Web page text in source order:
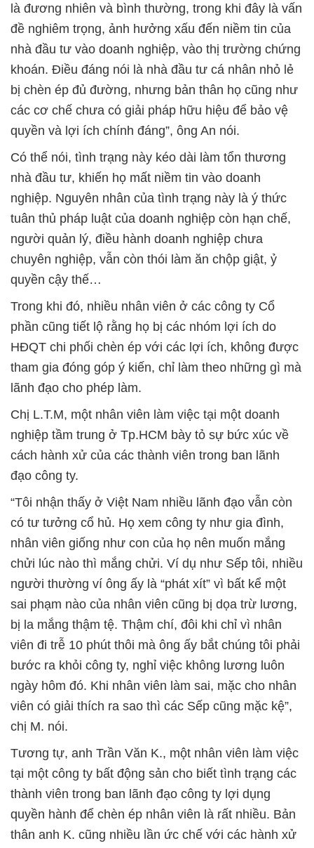
là đương nhiên và bình thường, trong khi đây là vấn
đề nghiêm trọng, ảnh hưởng xấu đến niềm tin của
nhà đầu tư vào doanh nghiệp, vào thị trường chứng
khoán. Điều đáng nói là nhà đầu tư cá nhân nhỏ lẻ
bị chèn ép đủ đường, nhưng bản thân họ cũng như
các cơ chế chưa có giải pháp hữu hiệu để bảo vệ
quyền và lợi ích chính đáng”, ông An nói.
Có thể nói, tình trạng này kéo dài làm tổn thương
nhà đầu tư, khiến họ mất niềm tin vào doanh
nghiệp. Nguyên nhân của tình trạng này là ý thức
tuân thủ pháp luật của doanh nghiệp còn hạn chế,
người quản lý, điều hành doanh nghiệp chưa
chuyên nghiệp, vẫn còn thói làm ăn chộp giật, ỷ
quyền cậy thế…
Trong khi đó, nhiều nhân viên ở các công ty Cổ
phần cũng tiết lộ rằng họ bị các nhóm lợi ích do
HĐQT chi phối chèn ép với các lợi ích, không được
tham gia đóng góp ý kiến, chỉ làm theo những gì mà
lãnh đạo cho phép làm.
Chị L.T.M, một nhân viên làm việc tại một doanh
nghiệp tầm trung ở Tp.HCM bày tỏ sự bức xúc về
cách hành xử của các thành viên trong ban lãnh
đạo công ty.
“Tôi nhận thấy ở Việt Nam nhiều lãnh đạo vẫn còn
có tư tưởng cổ hủ. Họ xem công ty như gia đình,
nhân viên giống như con của họ nên muốn mắng
chửi lúc nào thì mắng chửi. Ví dụ như Sếp tôi, nhiều
người thường ví ông ấy là “phát xít” vì bất kể một
sai phạm nào của nhân viên cũng bị dọa trừ lương,
bị la mắng thậm tệ. Thậm chí, đôi khi chỉ vì nhân
viên đi trễ 10 phút thôi mà ông ấy bắt chúng tôi phải
bước ra khỏi công ty, nghỉ việc không lương luôn
ngày hôm đó. Khi nhân viên làm sai, mặc cho nhân
viên có giải thích ra sao thì các Sếp cũng mặc kệ”,
chị M. nói.
Tương tự, anh Trần Văn K., một nhân viên làm việc
tại một công ty bất động sản cho biết tình trạng các
thành viên trong ban lãnh đạo công ty lợi dụng
quyền hành để chèn ép nhân viên là rất nhiều. Bản
thân anh K. cũng nhiều lần ức chế với các hành xử